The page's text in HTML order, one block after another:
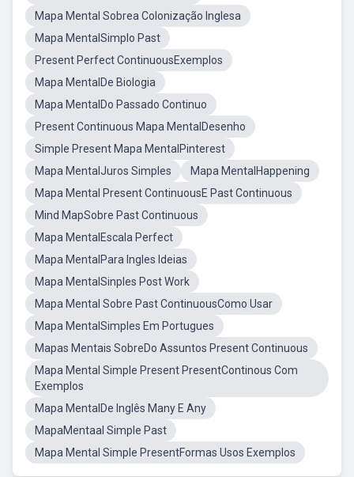
Mapa Mental Sobrea Colonização Inglesa
Mapa MentalSimplo Past
Present Perfect ContinuousExemplos
Mapa MentalDe Biologia
Mapa MentalDo Passado Continuo
Present Continuous Mapa MentalDesenho
Simple Present Mapa MentalPinterest
Mapa MentalJuros Simples
Mapa MentalHappening
Mapa Mental Present ContinuousE Past Continuous
Mind MapSobre Past Continuous
Mapa MentalEscala Perfect
Mapa MentalPara Ingles Ideias
Mapa MentalSinples Post Work
Mapa Mental Sobre Past ContinuousComo Usar
Mapa MentalSimples Em Portugues
Mapas Mentais SobreDo Assuntos Present Continuous
Mapa Mental Simple Present PresentContinous Com
Exemplos
Mapa MentalDe Inglês Many E Any
MapaMentaal Simple Past
Mapa Mental Simple PresentFormas Usos Exemplos